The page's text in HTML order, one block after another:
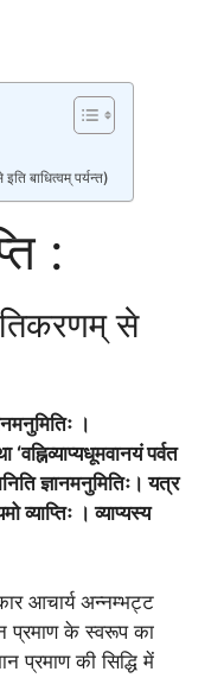
बाधित्वम् पर्यन्त)
:
से
।
‘वह्निव्याप्यधूमवानयं पर्वत
ज्ञानमनुमितिः। यत्र
व्याप्तिः । व्याप्यस्य
आचार्य अन्नम्भट्ट
प्रमाण के स्वरूप का
प्रमाण की सिद्धि में